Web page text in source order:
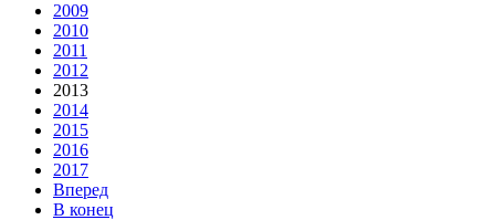
2009
2010
2011
2012
2013
2014
2015
2016
2017
Вперед
В конец